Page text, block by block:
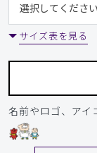
サイズ表を見る
名前やロゴ、アイ